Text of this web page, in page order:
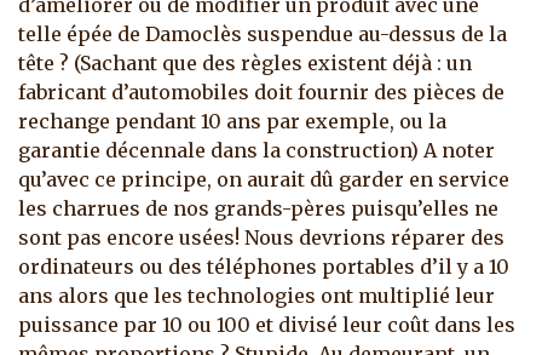
d’améliorer ou de modifier un produit avec une
telle épée de Damoclès suspendue au-dessus de la
tête ? (Sachant que des règles existent déjà : un
fabricant d’automobiles doit fournir des pièces de
rechange pendant 10 ans par exemple, ou la
garantie décennale dans la construction) A noter
qu’avec ce principe, on aurait dû garder en service
les charrues de nos grands-pères puisqu’elles ne
sont pas encore usées! Nous devrions réparer des
ordinateurs ou des téléphones portables d’il y a 10
ans alors que les technologies ont multiplié leur
puissance par 10 ou 100 et divisé leur coût dans les